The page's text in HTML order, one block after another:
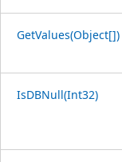
GetValues(Object[])
IsDBNull(Int32)